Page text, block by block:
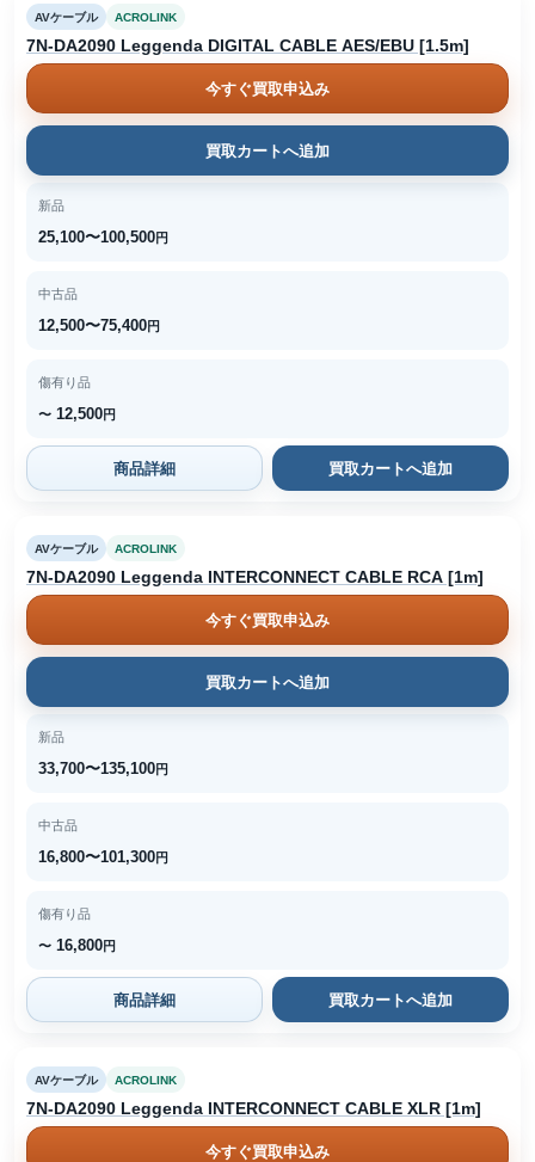
AVケーブル ACROLINK
7N-DA2090 Leggenda DIGITAL CABLE AES/EBU [1.5m]
今すぐ買取申込み
買取カートへ追加
新品
25,100〜100,500円
中古品
12,500〜75,400円
傷有り品
〜 12,500円
商品詳細 買取カートへ追加
AVケーブル ACROLINK
7N-DA2090 Leggenda INTERCONNECT CABLE RCA [1m]
今すぐ買取申込み
買取カートへ追加
新品
33,700〜135,100円
中古品
16,800〜101,300円
傷有り品
〜 16,800円
商品詳細 買取カートへ追加
AVケーブル ACROLINK
7N-DA2090 Leggenda INTERCONNECT CABLE XLR [1m]
今すぐ買取申込み